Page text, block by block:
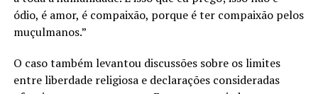
ódio, é amor, é compaixão, porque é ter compaixão pelos
muçulmanos.”
O caso também levantou discussões sobre os limites
entre liberdade religiosa e declarações consideradas